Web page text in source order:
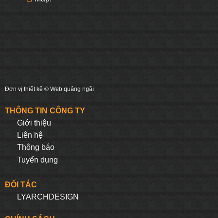
Đơn vị thiết kế © Web quảng ngãi
THÔNG TIN CÔNG TY
Giới thiệu
Liên hệ
Thông báo
Tuyển dụng
ĐỐI TÁC
LYARCHDESIGN